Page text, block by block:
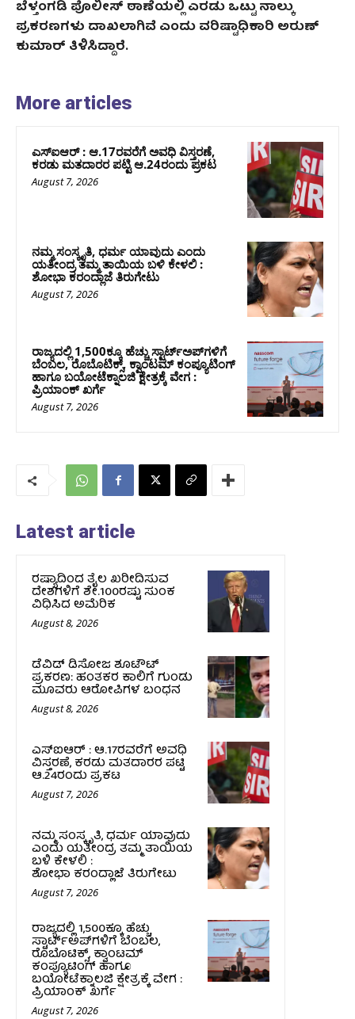
ಬೆಳ್ತಂಗಡಿ ಪೊಲೀಸ್‌ ಠಾಣೆಯಲ್ಲಿ ಎರಡು ಒಟ್ಟು ನಾಲ್ಕು
ಪ್ರಕರಣಗಳು ದಾಖಲಾಗಿವೆ ಎಂದು ವರಿಷ್ಟಾಧಿಕಾರಿ ಅರುಣ್‌
ಕುಮಾರ್‌ ತಿಳಿಸಿದ್ದಾರೆ.
More articles
ಎಸ್‌ಐಆರ್‌ : ಆ.17ರವರೆಗೆ ಅವಧಿ ವಿಸ್ತರಣೆ,
ಕರಡು ಮತದಾರರ ಪಟ್ಟಿ ಆ.24ರಂದು ಪ್ರಕಟ
August 7, 2026
ನಮ್ಮ ಸಂಸ್ಕೃತಿ, ಧರ್ಮ ಯಾವುದು ಎಂದು
ಯತೀಂದ್ರ ತಮ್ಮ ತಾಯಿಯ ಬಳಿ ಕೇಳಲಿ :
ಶೋಭಾ ಕರಂದ್ಲಾಜೆ ತಿರುಗೇಟು
August 7, 2026
ರಾಜ್ಯದಲ್ಲಿ 1,500ಕ್ಕೂ ಹೆಚ್ಚು ಸ್ಟಾರ್ಟ್‌ಅಪ್‌ಗಳಿಗೆ
ಬೆಂಬಲ, ರೊಬೊಟಿಕ್ಸ್, ಕ್ವಾಂಟಮ್ ಕಂಪ್ಯೂಟಿಂಗ್
ಹಾಗೂ ಬಯೋಟೆಕ್ನಾಲಜಿ ಕ್ಷೇತ್ರಕ್ಕೆ ವೇಗ :
ಪ್ರಿಯಾಂಕ್‌ ಖರ್ಗೆ
August 7, 2026
Latest article
ರಷ್ಯಾದಿಂದ ತೈಲ ಖರೀದಿಸುವ
ದೇಶಗಳಿಗೆ ಶೇ.100ರಷ್ಟು ಸುಂಕ
ವಿಧಿಸಿದ ಅಮೆರಿಕ
August 8, 2026
ಡೆವಿಡ್ ಡಿಸೋಜ ಶೂಟೌಟ್
ಪ್ರಕರಣ: ಹಂತಕರ ಕಾಲಿಗೆ ಗುಂಡು
ಮೂವರು ಆರೋಪಿಗಳ ಬಂಧನ
August 8, 2026
ಎಸ್‌ಐಆರ್‌ : ಆ.17ರವರೆಗೆ ಅವಧಿ
ವಿಸ್ತರಣೆ, ಕರಡು ಮತದಾರರ ಪಟ್ಟಿ
ಆ.24ರಂದು ಪ್ರಕಟ
August 7, 2026
ನಮ್ಮ ಸಂಸ್ಕೃತಿ, ಧರ್ಮ ಯಾವುದು
ಎಂದು ಯತೀಂದ್ರ ತಮ್ಮ ತಾಯಿಯ
ಬಳಿ ಕೇಳಲಿ :
ಶೋಭಾ ಕರಂದ್ಲಾಜೆ ತಿರುಗೇಟು
August 7, 2026
ರಾಜ್ಯದಲ್ಲಿ 1,500ಕ್ಕೂ ಹೆಚ್ಚು
ಸ್ಟಾರ್ಟ್‌ಅಪ್‌ಗಳಿಗೆ ಬೆಂಬಲ,
ರೊಬೊಟಿಕ್ಸ್, ಕ್ವಾಂಟಮ್
ಕಂಪ್ಯೂಟಿಂಗ್ ಹಾಗೂ
ಬಯೋಟೆಕ್ನಾಲಜಿ ಕ್ಷೇತ್ರಕ್ಕೆ ವೇಗ :
ಪ್ರಿಯಾಂಕ್‌ ಖರ್ಗೆ
August 7, 2026